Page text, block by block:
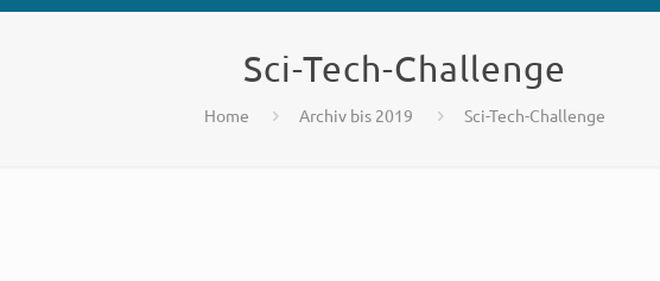
Sci-Tech-Challenge
Home Archiv bis 2019 Sci-Tech-Challenge